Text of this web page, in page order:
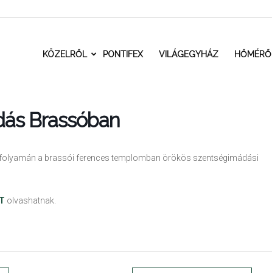
RomKat.roKÖZELRŐL PONTIFEX VILÁGEGYHÁZ HŐMÉRŐ
Brassóban
a brassói ferences templomban örökös szentségimádási
olvashatnak.